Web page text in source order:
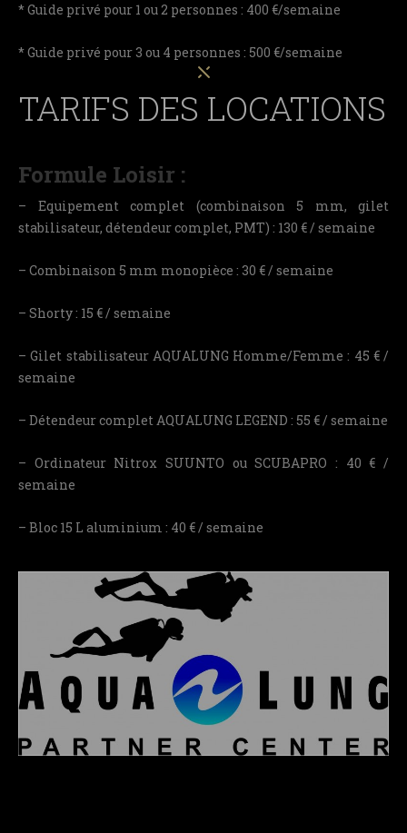
* Guide privé pour 1 ou 2 personnes : 400 €/semaine
* Guide privé pour 3 ou 4 personnes : 500 €/semaine
TARIFS DES LOCATIONS
Formule Loisir :
– Equipement complet (combinaison 5 mm, gilet
stabilisateur, détendeur complet, PMT) : 130 € / semaine
– Combinaison 5 mm monopièce : 30 € / semaine
– Shorty : 15 € / semaine
– Gilet stabilisateur AQUALUNG Homme/Femme : 45 € /
semaine
– Détendeur complet AQUALUNG LEGEND : 55 € / semaine
– Ordinateur Nitrox SUUNTO ou SCUBAPRO : 40 € /
semaine
– Bloc 15 L aluminium : 40 € / semaine